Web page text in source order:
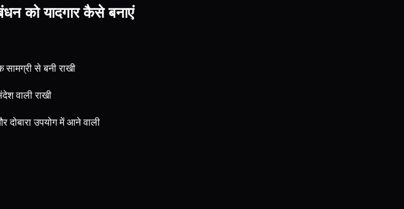
को यादगार कैसे बनाएं
सामग्री से बनी राखी
वाली राखी
उपयोग में आने वाली